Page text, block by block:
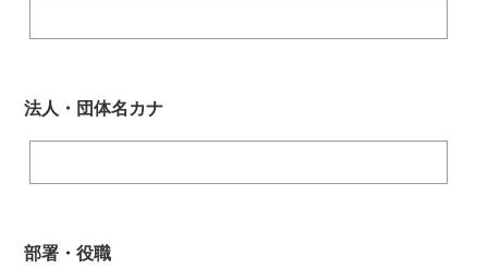
法人・団体名カナ
部署・役職